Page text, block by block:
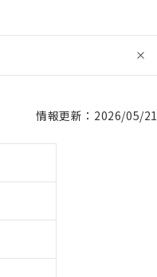
情報更新：2026/05/21